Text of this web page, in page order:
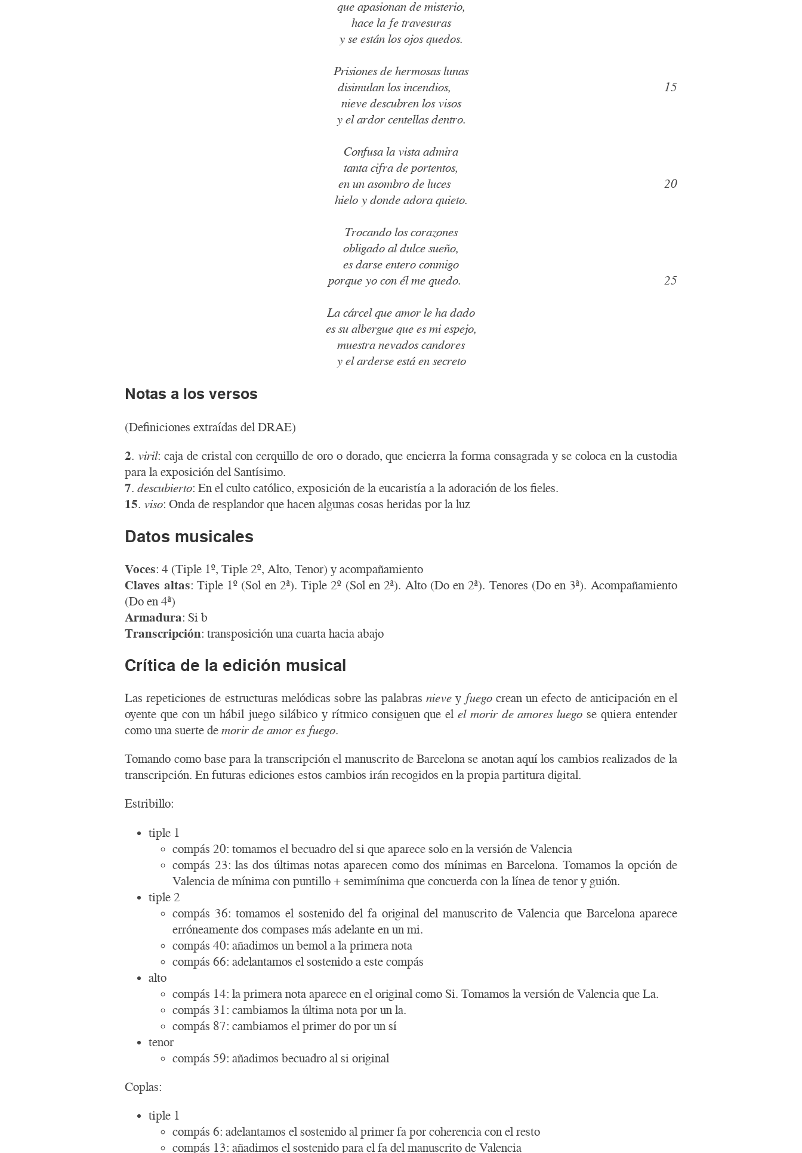
que apasionan de misterio,
hace la fe travesuras
y se están los ojos quedos.
Prisiones de hermosas lunas
disimulan los incendios,
nieve descubren los visos
y el ardor centellas dentro.
Confusa la vista admira
tanta cifra de portentos,
en un asombro de luces
hielo y donde adora quieto.
Trocando los corazones
obligado al dulce sueño,
es darse entero conmigo
porque yo con él me quedo.
La cárcel que amor le ha dado
es su albergue que es mi espejo,
muestra nevados candores
y el arderse está en secreto
Notas a los versos
(Definiciones extraídas del DRAE)
2. viril: caja de cristal con cerquillo de oro o dorado, que encierra la forma consagrada y se coloca en la custodia
para la exposición del Santísimo.
7.descubierto: En el culto católico, exposición de la eucaristía a la adoración de los fieles.
15. viso: Onda de resplandor que hacen algunas cosas heridas por la luz
Datos musicales
Voces: 4 (Tiple 1º, Tiple 2º, Alto, Tenor) y acompañamiento
Claves altas: Tiple 1º (Sol en 2ª). Tiple 2º (Sol en 2ª). Alto (Do en 2ª). Tenores (Do en 3ª). Acompañamiento
(Do en 4ª)
Armadura: Si b
Transcripción: transposición una cuarta hacia abajo
Crítica de la edición musical
Las repeticiones de estructuras melódicas sobre las palabras nievey fuego crean un efecto de anticipación en el
oyente que con un hábil juego silábico y rítmico consiguen que elel morir de amores luego se quiera entender
como una suerte demorir de amor es fuego.
Tomando como base para la transcripción el manuscrito de Barcelona se anotan aquí los cambios realizados de la
transcripción. En futuras ediciones estos cambios irán recogidos en la propia partitura digital.
Estribillo:
tiple 1
compás 20: tomamos el becuadro del si que aparece solo en la versión de Valencia
compás 23: las dos últimas notas aparecen como dos mínimas en Barcelona. Tomamos la opción de
Valencia de mínima con puntillo + semimínima que concuerda con la línea de tenor y guión.
tiple 2
compás 36: tomamos el sostenido del fa original del manuscrito de Valencia que Barcelona aparece
erróneamente dos compases más adelante en un mi.
compás 40: añadimos un bemol a la primera nota
compás 66: adelantamos el sostenido a este compás
alto
compás 14: la primera nota aparece en el original como Si. Tomamos la versión de Valencia que La.
compás 31: cambiamos la última nota por un la.
compás 87: cambiamos el primer do por un sí
tenor
compás 59: añadimos becuadro al si original
Coplas:
tiple 1
compás 6: adelantamos el sostenido al primer fa por coherencia con el resto
compás 13: añadimos el sostenido para el fa del manuscrito de Valencia